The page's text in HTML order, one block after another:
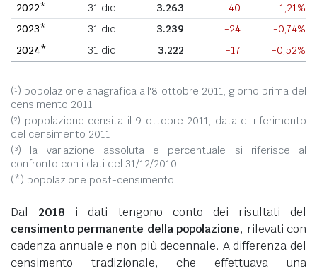
2022*
31 dic 3.263 -40
-1,21%
2023*
31 dic 3.239 -24
-0,74%
2024*
31 dic 3.222 -17 -0,52%
(¹) popolazione anagrafica all'8 ottobre 2011, giorno prima del
censimento 2011
(²) popolazione censita il 9 ottobre 2011, data di riferimento
del censimento 2011
(³) la variazione assoluta e percentuale si riferisce al
confronto con i dati del 31/12/2010
(*) popolazione post-censimento
Dal 2018 i dati tengono conto dei risultati del
censimento permanente della popolazione, rilevati con
cadenza annuale e non più decennale. A differenza del
censimento tradizionale, che effettuava una